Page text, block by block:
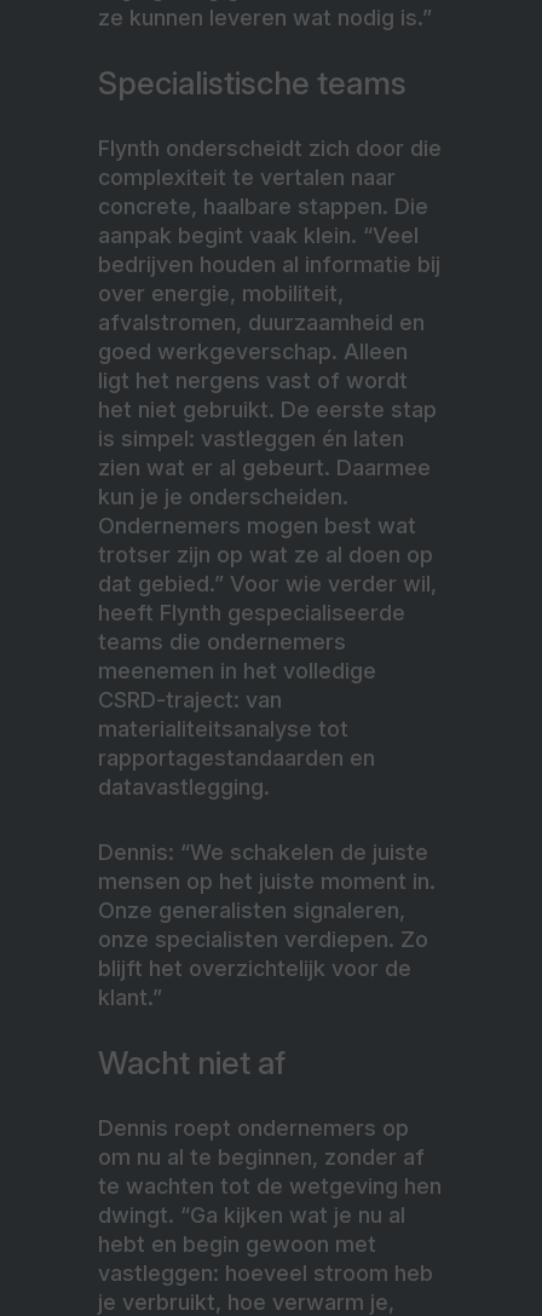
ze kunnen leveren wat nodig is.”
Specialistische teams
Flynth onderscheidt zich door die
complexiteit te vertalen naar
concrete, haalbare stappen. Die
aanpak begint vaak klein. “Veel
bedrijven houden al informatie bij
over energie, mobiliteit,
afvalstromen, duurzaamheid en
goed werkgeverschap. Alleen
ligt het nergens vast of wordt
het niet gebruikt. De eerste stap
is simpel: vastleggen én laten
zien wat er al gebeurt. Daarmee
kun je je onderscheiden.
Ondernemers mogen best wat
trotser zijn op wat ze al doen op
dat gebied.” Voor wie verder wil,
heeft Flynth gespecialiseerde
teams die ondernemers
meenemen in het volledige
CSRD-traject: van
materialiteitsanalyse tot
rapportagestandaarden en
datavastlegging.
Dennis: “We schakelen de juiste
mensen op het juiste moment in.
Onze generalisten signaleren,
onze specialisten verdiepen. Zo
blijft het overzichtelijk voor de
klant.”
Wacht niet af
Dennis roept ondernemers op
om nu al te beginnen, zonder af
te wachten tot de wetgeving hen
dwingt. “Ga kijken wat je nu al
hebt en begin gewoon met
vastleggen: hoeveel stroom heb
je verbruikt, hoe verwarm je,